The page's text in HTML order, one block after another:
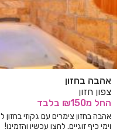
אהבה בחזון
צפון חזון
החל מ₪150 בלבד
אהבה בחזון צימרים עם גקוזי
וימי כיף זוגיים. לחצו עכשיו והזמינו!